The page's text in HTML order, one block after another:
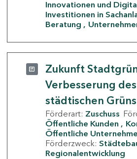
Innovationen und
Investitionen in
Beratung
Zukunft
Verbesserung des
städtischen Grüns
Förderart: Zuschuss
Öffentliche Kunden
Öffentliche
Förderzweck:
Regionalentwicklung